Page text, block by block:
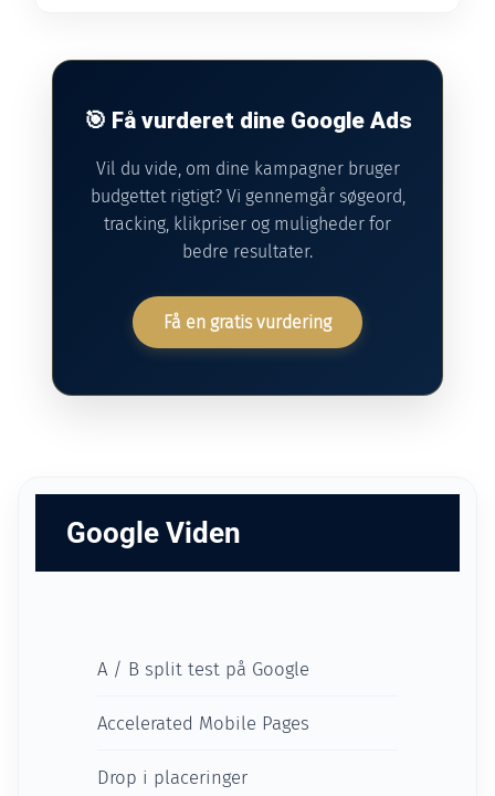
🎯 Få vurderet dine Google Ads
Vil du vide, om dine kampagner bruger
budgettet rigtigt? Vi gennemgår søgeord,
tracking, klikpriser og muligheder for
bedre resultater.
Få en gratis vurdering
Google Viden
A / B split test på Google
Accelerated Mobile Pages
Drop i placeringer